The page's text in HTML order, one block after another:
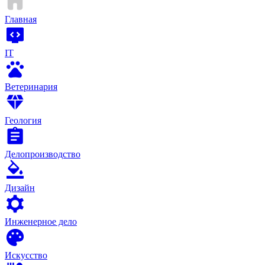
Главная
IT
Ветеринария
Геология
Делопроизводство
Дизайн
Инженерное дело
Искусство